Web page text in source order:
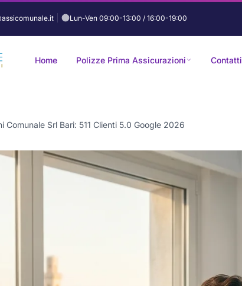
Lun-Ven 09:00-13:00 / 16:00-19:00
Home Polizze Prima Assicurazioni Contatti
Comunale Srl Bari: 511 Clienti 5.0 Google 2026